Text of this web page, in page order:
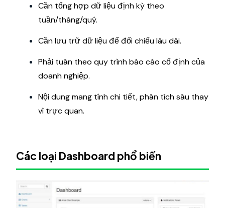
Cần tổng hợp dữ liệu định kỳ theo
tuần/tháng/quý.
Cần lưu trữ dữ liệu để đối chiếu lâu dài.
Phải tuân theo quy trình báo cáo cố định của
doanh nghiệp.
Nội dung mang tính chi tiết, phân tích sâu thay
vì trực quan.
Các loại Dashboard phổ biến